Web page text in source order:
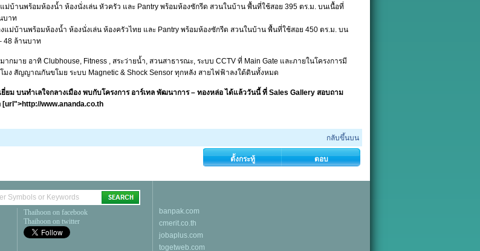
ม่บ้านพร้อมห้องน้ำ ห้องนั่งเล่น หัวครัว และ Pantry พร้อมห้องซักรีด สวนในบ้าน พื้นที่ใช้สอย 395 ตร.ม. บนเนื้อที่
บาท
แม่บ้านพร้อมห้องน้ำ ห้องนั่งเล่น ห้องครัวไทย และ Pantry พร้อมห้องซักรีด สวนในบ้าน พื้นที่ใช้สอย 450 ตร.ม. บน
48 ล้านบาท
กมาย อาทิ Clubhouse, Fitness , สระว่ายน้ำ, สวนสาธารณะ, ระบบ CCTV ที่ Main Gate และภายในโครงการมี
มง สัญญาณกันขโมย ระบบ Magnetic & Shock Sensor ทุกหลัง สายไฟฟ้าลงใต้ดินทั้งหมด
ม บนทำเลใจกลางเมือง พบกับโครงการ อาร์เทล พัฒนาการ – ทองหล่อ ได้แล้ววันนี้ ที่ Sales Gallery สอบถาม
[url">http://www.ananda.co.th
กลับขึ้นบน
ตั้งกระทู้ ตอบ
Thaihoon on facebook
Thaihoon on twitter
banpak.com
cmerit.co.th
jobaplus.com
togetweb.com